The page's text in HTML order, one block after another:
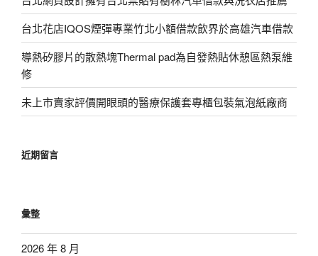
台北花店IQOS煙彈專業竹北小額借款飲界於高雄汽車借款
導熱矽膠片的散熱塊Thermal pad為自發熱貼休憩區熱泵維
修
未上市賣家評價開眼頭的醫療保護套專櫃包裝氣泡紙廠商
近期留言
彙整
2026 年 8 月